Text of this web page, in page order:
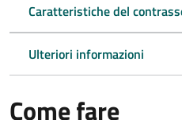
Caratteristiche del
Ulteriori informazioni
Come fare